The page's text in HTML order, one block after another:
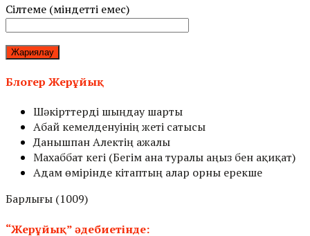
Сілтеме (міндетті емес)
Блогер Жерұйық
Шәкірттерді шыңдау шарты
Абай кемелденуінің жеті сатысы
Данышпан Алектің ажалы
Махаббат кегі (Бегім ана туралы аңыз бен ақиқат)
Адам өмірінде кітаптың алар орны ерекше
Барлығы (1009)
“Жерұйық” әдебиетінде: